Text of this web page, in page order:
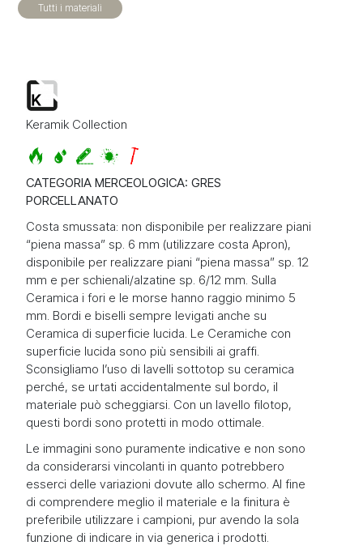
Tutti i materiali
Keramik Collection
CATEGORIA MERCEOLOGICA: GRES
PORCELLANATO
Costa smussata: non disponibile per realizzare piani
“piena massa” sp. 6 mm (utilizzare costa Apron),
disponibile per realizzare piani “piena massa” sp. 12
mm e per schienali/alzatine sp. 6/12 mm. Sulla
Ceramica i fori e le morse hanno raggio minimo 5
mm. Bordi e biselli sempre levigati anche su
Ceramica di superficie lucida. Le Ceramiche con
superficie lucida sono più sensibili ai graffi.
Sconsigliamo l’uso di lavelli sottotop su ceramica
perché, se urtati accidentalmente sul bordo, il
materiale può scheggiarsi. Con un lavello filotop,
questi bordi sono protetti in modo ottimale.
Le immagini sono puramente indicative e non sono
da considerarsi vincolanti in quanto potrebbero
esserci delle variazioni dovute allo schermo. Al fine
di comprendere meglio il materiale e la finitura è
preferibile utilizzare i campioni, pur avendo la sola
funzione di indicare in via generica i prodotti.